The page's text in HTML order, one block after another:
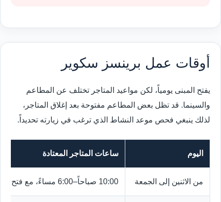
أوقات عمل برينسز سكوير
يفتح المبنى يومياً، لكن مواعيد المتاجر تختلف عن المطاعم
والسينما. قد تظل بعض المطاعم مفتوحة بعد إغلاق المتاجر،
لذلك ينبغي فحص موعد النشاط الذي ترغب في زيارته تحديداً.
اليوم ساعات المتاجر المعتادة
من الاثنين إلى الجمعة 10:00 صباحاً–6:00 مساءً، مع فتح أبواب المبنى من 9:00 صباحاً